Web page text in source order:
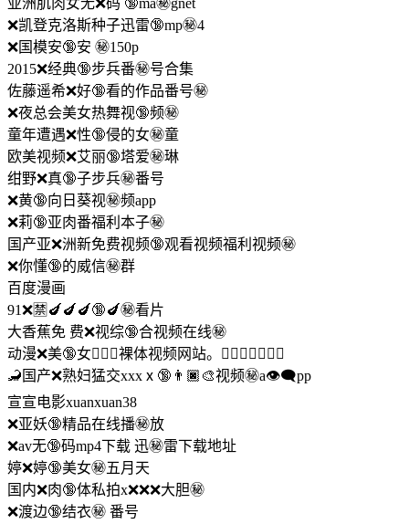
❌凯登克洛斯种子迅雷🔞mp㊙️4
❌国模安🔞安 ㊙️150p
2015❌经典🔞步兵番㊙️号合集
佐藤遥希❌好🔞看的作品番号㊙️
❌夜总会美女热舞视🔞频㊙️
童年遭遇❌性🔞侵的女㊙️童
欧美视频❌艾丽🔞塔爱㊙️琳
绀野❌真🔞子步兵㊙️番号
❌黄🔞向日葵视㊙️频app
❌莉🔞亚肉番福利本子㊙️
国产亚❌洲新免费视频🔞观看视频福利视频㊙️
❌你懂🔞的威信㊙️群
百度漫画
91❌🈲🍆🍆🍆🔞🍆㊙️看片
大香蕉免 费❌视综🔞合视频在线㊙️
动漫❌美🔞女🤸🏻‍♂️裸体视频网站。👩🏼‍❤‍💋‍👩🏼㊙️
🦂国产❌熟妇猛交xxxⅹ🔞👨🏿‍🎨视频㊙️a👁️‍🗨️pp
宣宣电影xuanxuan38
❌亚妖🔞精品在线播㊙️放
❌av无🔞码mp4下载 迅㊙️雷下载地址
婷❌婷🔞美女㊙️五月天
国内❌肉🔞体私拍x❌❌❌大胆㊙️
❌渡边🔞结衣㊙️ 番号